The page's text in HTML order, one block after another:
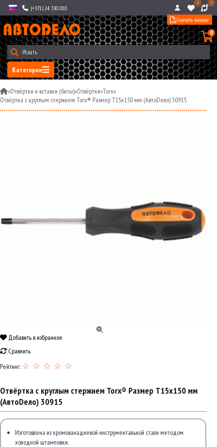
(+371) 24 330 010
0 0
Категории
0
Скачать каталог
»Отвёртки и вставки (биты)»Отвёртки»Torx»
Отвёртка с круглым стержнем Torx® Размер T15x150 мм (АвтоDело) 30915
Добавить в избранное
Сравнить
Рейтинг: ☆ ☆ ☆ ☆ ☆
Отвёртка с круглым стержнем Torx® Размер T15x150 мм
(АвтоDело) 30915
Изготовлена из хромованадиевой инструментальной стали методом
холодной штамповки.